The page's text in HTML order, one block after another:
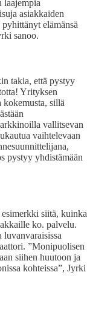
laajempia
asiakkaiden
elämänsä
sanoo.
takia, että pystyy
Yrityksen
kokemusta, sillä
vallitsevan
vaihtelevaan
pystyy yhdistämään
siitä, kuinka
ko. palvelu.
luvanvaraisissa
”Monipuolisen
siihen huutoon ja
kohteissa”, Jyrki